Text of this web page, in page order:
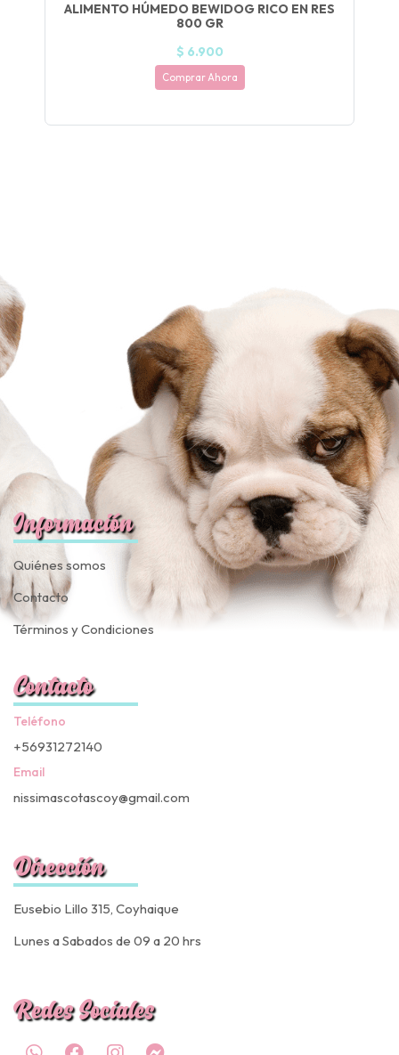
ALIMENTO HÚMEDO BEWIDOG RICO EN RES
800 GR
$ 6.900
Comprar Ahora
Información
Quiénes somos
Contacto
Términos y Condiciones
Contacto
Teléfono
+56931272140
Email
nissimascotascoy@gmail.com
Dirección
Eusebio Lillo 315, Coyhaique
Lunes a Sabados de 09 a 20 hrs
Redes Sociales